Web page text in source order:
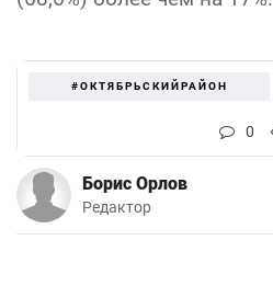
#ОКТЯБРЬСКИЙРАЙОН
0
Борис Орлов
Редактор